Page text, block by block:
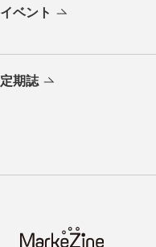
イベント
定期誌